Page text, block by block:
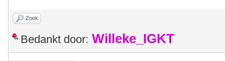
Zoek
Bedankt door: Willeke_IGKT